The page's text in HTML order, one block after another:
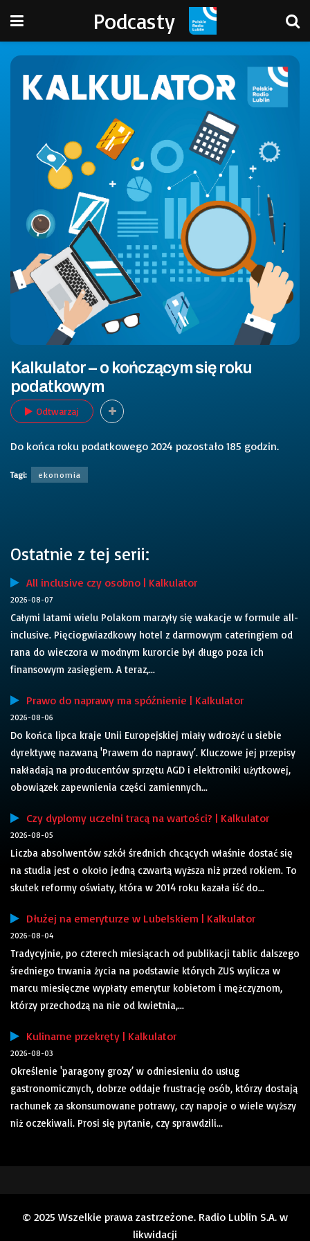
Podcasty
Kalkulator – o kończącym się roku
podatkowym
Odtwarzaj
Do końca roku podatkowego 2024 pozostało 185 godzin.
Tagi: ekonomia
Ostatnie z tej serii:
All inclusive czy osobno | Kalkulator
2026-08-07
Całymi latami wielu Polakom marzyły się wakacje w formule all-
inclusive. Pięciogwiazdkowy hotel z darmowym cateringiem od
rana do wieczora w modnym kurorcie był długo poza ich
finansowym zasięgiem. A teraz,...
Prawo do naprawy ma spóźnienie | Kalkulator
2026-08-06
Do końca lipca kraje Unii Europejskiej miały wdrożyć u siebie
dyrektywę nazwaną 'Prawem do naprawy’. Kluczowe jej przepisy
nakładają na producentów sprzętu AGD i elektroniki użytkowej,
obowiązek zapewnienia części zamiennych...
Czy dyplomy uczelni tracą na wartości? | Kalkulator
2026-08-05
Liczba absolwentów szkół średnich chcących właśnie dostać się
na studia jest o około jedną czwartą wyższa niż przed rokiem. To
skutek reformy oświaty, która w 2014 roku kazała iść do...
Dłużej na emeryturze w Lubelskiem | Kalkulator
2026-08-04
Tradycyjnie, po czterech miesiącach od publikacji tablic dalszego
średniego trwania życia na podstawie których ZUS wylicza w
marcu miesięczne wypłaty emerytur kobietom i mężczyznom,
którzy przechodzą na nie od kwietnia,...
Kulinarne przekręty | Kalkulator
2026-08-03
Określenie 'paragony grozy’ w odniesieniu do usług
gastronomicznych, dobrze oddaje frustrację osób, którzy dostają
rachunek za skonsumowane potrawy, czy napoje o wiele wyższy
niż oczekiwali. Prosi się pytanie, czy sprawdzili...
© 2025 Wszelkie prawa zastrzeżone. Radio Lublin S.A. w
likwidacji